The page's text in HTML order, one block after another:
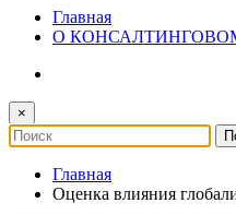
Главная
О
×
Главная
Оценка влияния